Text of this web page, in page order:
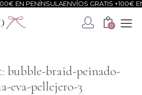
EN PENÍNSULAENVÍOS GRATIS +100€ EN
0
bubble-braid-peinado-
eva-pellejero-3